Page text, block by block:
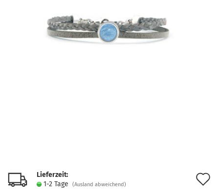
Lieferzeit:
1-2 Tage
(Ausland abweichend)